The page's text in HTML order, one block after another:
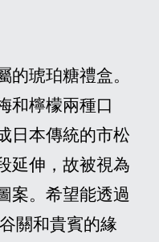
琥珀糖禮盒。
和檸檬兩種口
日本傳統的市松
延伸，故被視為
案。希望能透過
關和貴賓的緣